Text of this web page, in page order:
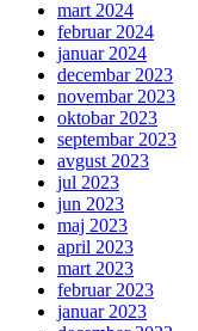
mart 2024
februar 2024
januar 2024
decembar 2023
novembar 2023
oktobar 2023
septembar 2023
avgust 2023
jul 2023
jun 2023
maj 2023
april 2023
mart 2023
februar 2023
januar 2023